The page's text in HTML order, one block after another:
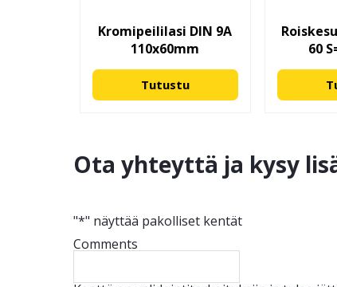
Kromipeililasi DIN 9A
110x60mm
Tutustu
60
Ota yhteyttä ja kysy
"*" näyttää pakolliset kentät
Comments